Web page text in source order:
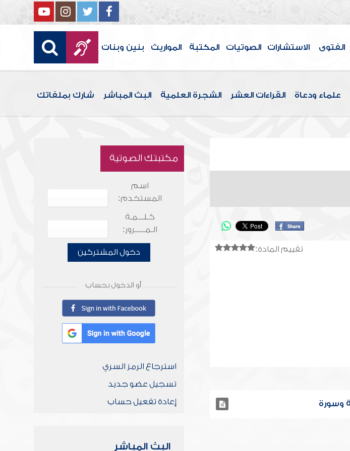
الفتوى الاستشارات الصوتيات المكتبة المواريث بنين وبنات
علماء ودعاة القراءات العشر الشجرة العلمية البث المباشر شارك بملفاتك
تقييم المادة:
مكتبتك الصوتية
اسم
المستخدم:
كـلـــمـة
الـمـــــرور:
دخول المشتركين
أو الدخول بحساب
استرجاع الرمز السري
تسجيل عضو جديد
إعادة تفعيل حساب
البث المباشر